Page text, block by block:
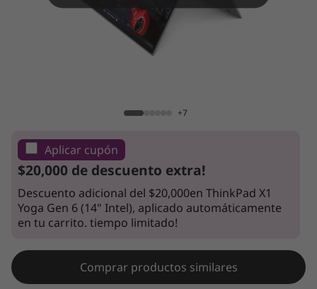
+7
Aplicar cupón
$20,000 de descuento extra!
Descuento adicional del $20,000en ThinkPad X1
Yoga Gen 6 (14" Intel), aplicado automáticamente
en tu carrito. tiempo limitado!
Comprar productos similares